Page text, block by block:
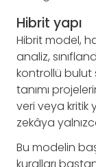
Hibrit yapı
Hibrit model,
analiz,
kontrollü bulut
tanımı
veri veya kritik
zekâya
Bu modelin